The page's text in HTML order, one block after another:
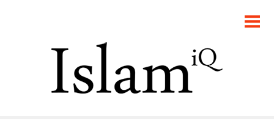
GESELLSCHAFT
STARTSEITE